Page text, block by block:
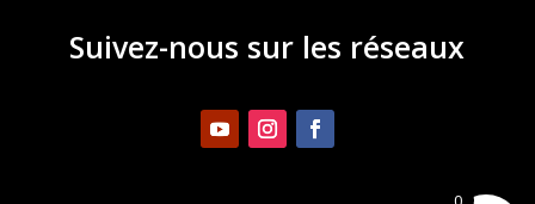
Suivez-nous sur les réseaux